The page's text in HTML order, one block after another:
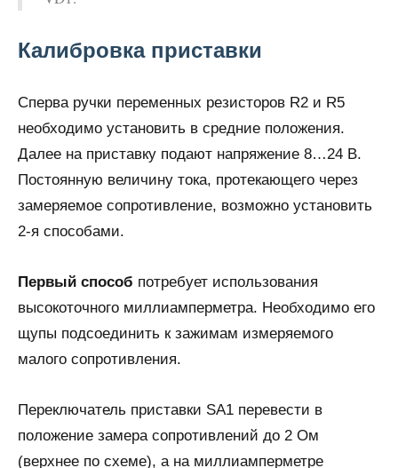
Калибровка приставки
Сперва ручки переменных резисторов R2 и R5
необходимо установить в средние положения.
Далее на приставку подают напряжение 8…24 В.
Постоянную величину тока, протекающего через
замеряемое сопротивление, возможно установить
2-я способами.
Первый способ потребует использования
высокоточного миллиамперметра. Необходимо его
щупы подсоединить к зажимам измеряемого
малого сопротивления.
Переключатель приставки SA1 перевести в
положение замера сопротивлений до 2 Ом
(верхнее по схеме), а на миллиамперметре